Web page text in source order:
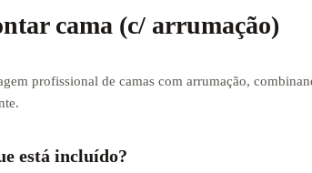
cama (c/ arrumação)
profissional de camas com arrumação,
está incluído?